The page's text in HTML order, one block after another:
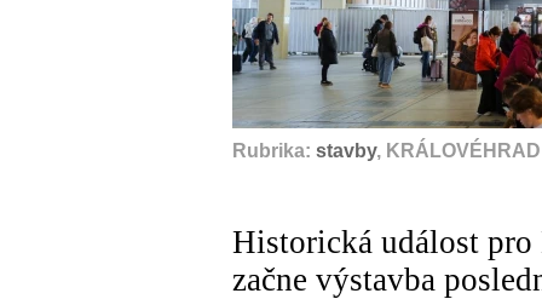
Rubrika: stavby,
Historická událost
začne výstavba